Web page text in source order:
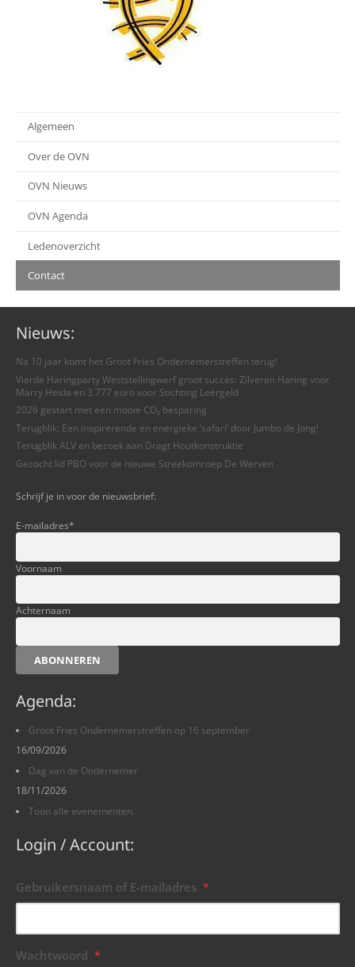
Algemeen
Over de OVN
OVN Nieuws
OVN Agenda
Ledenoverzicht
Contact
Nieuws:
Na 10 jaar komt het Groot Fries Ondernemerstreffen terug!
Vierde Haringparty Weststellingwerf groot succes: Zilveren Haring voor
Marry Heida en 3.777 euro voor Stichting Leergeld
2026 gestart met een mooie CO₂ besparing
Terugblik: Een inspirerende en energieke ‘safari’ door Jumbo de Jong!
Terugblik ALV en bezoek aan Dragt Houtkonstruktie
Gezocht lid PBO voor de nieuwe Streekomroep De Werven
Schrijf je in voor de nieuwsbrief:
E-mailadres*
Voornaam
Achternaam
ABONNEREN
Agenda:
Groot Fries Ondernemerstreffen op 16 september
16/09/2026
Dag van de Ondernemer
18/11/2026
Toon alle evenementen.
Login / Account:
Gebruikersnaam of E-mailadres *
Wachtwoord *